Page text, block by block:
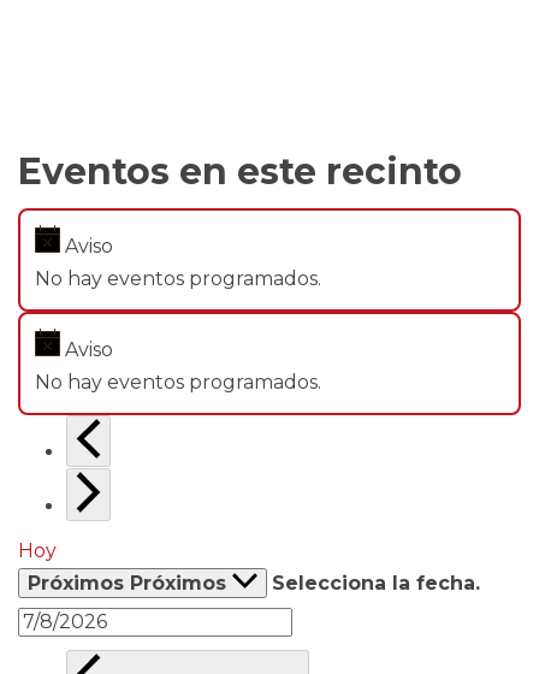
Eventos en este recinto
Aviso
No hay eventos programados.
Aviso
No hay eventos programados.
Hoy
Próximos Próximos Selecciona la fecha.